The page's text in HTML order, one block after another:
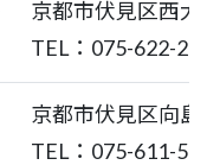
京都市伏見区西
TEL：075-622-
京都市伏見区向
TEL：075-611-